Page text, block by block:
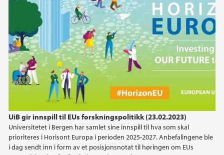
UiB gir innspill til EUs forskningspolitikk (23.02.2023)
Universitetet i Bergen har samlet sine innspill til hva som skal
prioriteres i Horisont Europa i perioden 2025-2027. Anbefalingene ble
i dag sendt inn i form av et posisjonsnotat til høringen om EUs
januar (3)
2025
2024
2023
2021